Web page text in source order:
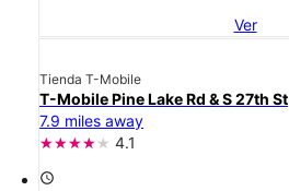
Ver
Tienda T-Mobile
T-Mobile Pine Lake Rd & S 27th St
7.9 miles away
4.1
access_time